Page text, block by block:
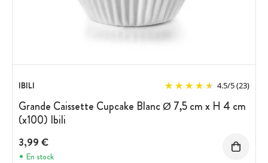
IBILI 4.5/5(23)
Grande Caissette Cupcake Blanc Ø 7,5 cm x H 4 cm
(x100) Ibili
3,99 €
En stock